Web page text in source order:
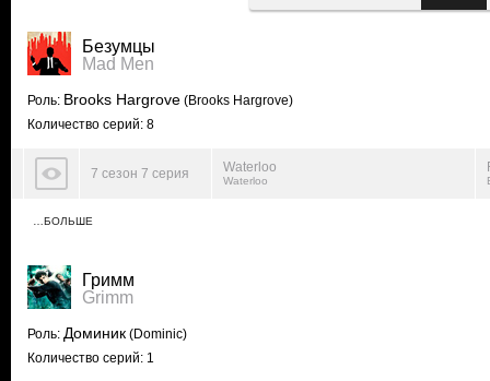
Безумцы
Mad Men
Роль: Brooks Hargrove (Brooks Hargrove)
Количество серий: 8
7 сезон 7 серия Waterloo
Waterloo
…БОЛЬШЕ
Гримм
Grimm
Роль: Доминик (Dominic)
Количество серий: 1